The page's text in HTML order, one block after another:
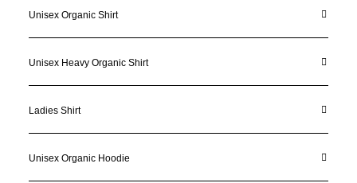
Unisex Organic Shirt
Unisex Heavy Organic Shirt
Ladies Shirt
Unisex Organic Hoodie